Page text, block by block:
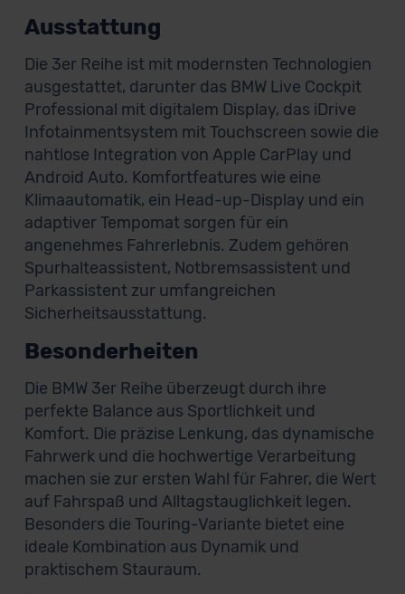
Ausstattung
Die 3er Reihe ist mit modernsten Technologien
ausgestattet, darunter das BMW Live Cockpit
Professional mit digitalem Display, das iDrive
Infotainmentsystem mit Touchscreen sowie die
nahtlose Integration von Apple CarPlay und
Android Auto. Komfortfeatures wie eine
Klimaautomatik, ein Head-up-Display und ein
adaptiver Tempomat sorgen für ein
angenehmes Fahrerlebnis. Zudem gehören
Spurhalteassistent, Notbremsassistent und
Parkassistent zur umfangreichen
Sicherheitsausstattung.
Besonderheiten
Die BMW 3er Reihe überzeugt durch ihre
perfekte Balance aus Sportlichkeit und
Komfort. Die präzise Lenkung, das dynamische
Fahrwerk und die hochwertige Verarbeitung
machen sie zur ersten Wahl für Fahrer, die Wert
auf Fahrspaß und Alltagstauglichkeit legen.
Besonders die Touring-Variante bietet eine
ideale Kombination aus Dynamik und
praktischem Stauraum.